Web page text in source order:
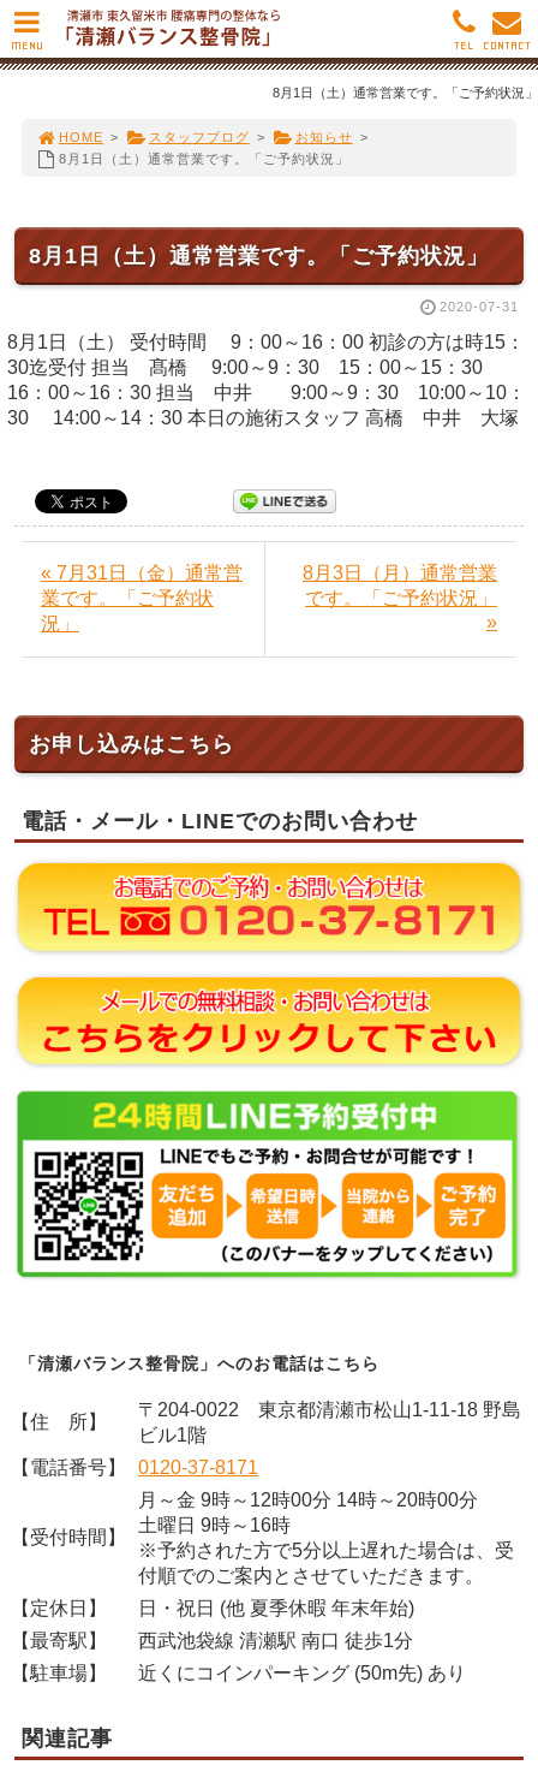
8月1日（土）通常営業です。「ご予約状況」
HOME > スタッフブログ > お知らせ >
8月1日（土）通常営業です。「ご予約状況」
8月1日（土）通常営業です。「ご予約状況」
2020-07-31
8月1日（土） 受付時間 9：00～16：00 初診の方は時15：
30迄受付 担当 髙橋 9:00～9：30 15：00～15：30
16：00～16：30 担当 中井 9:00～9：30 10:00～10：
30 14:00～14：30 本日の施術スタッフ 高橋 中井 大塚
« 7月31日（金）通常営
業です。「ご予約状
況」
8月3日（月）通常営業
です。「ご予約状況」
»
お申し込みはこちら
電話・メール・LINEでのお問い合わせ
「清瀬バランス整骨院」へのお電話はこちら
【住 所】
〒204-0022 東京都清瀬市松山1-11-18 野島
ビル1階
【電話番号】
0120-37-8171
【受付時間】
月～金 9時～12時00分 14時～20時00分
土曜日 9時～16時
※予約された方で5分以上遅れた場合は、受
付順でのご案内とさせていただきます。
【定休日】
日・祝日 (他 夏季休暇 年末年始)
【最寄駅】
西武池袋線 清瀬駅 南口 徒歩1分
【駐車場】
近くにコインパーキング (50m先) あり
関連記事
MENU CONTACT
TEL